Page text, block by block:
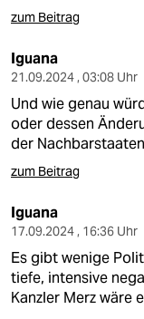
zum Beitrag
Iguana
21.09.2024 , 03:08 Uhr
Und wie genau
oder dessen
der
zum Beitrag
Iguana
17.09.2024 , 16:36 Uhr
Es gibt wenige
tiefe, intensive
Kanzler Merz wäre